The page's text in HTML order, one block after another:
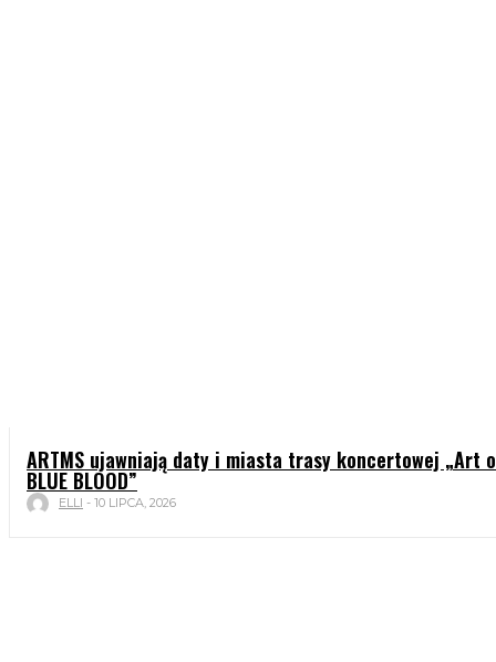
ARTMS ujawniają daty i miasta trasy koncertowej „Art
BLUE BLOOD”
ELLI - 10 LIPCA, 2026